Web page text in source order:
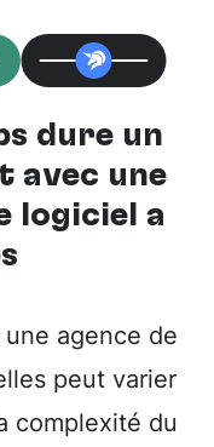
dure un
avec une
logiciel à
agence de
peut varier
complexité du